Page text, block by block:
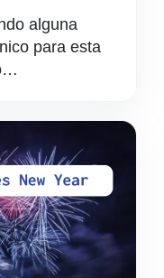
alguna
para esta